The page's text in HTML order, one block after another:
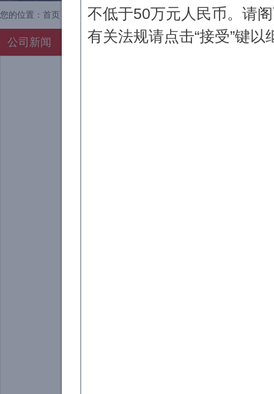
您的位置： 首页 公司新闻>
公司新闻
公司新闻
不低于50万元人民币。请
有关法规请点击“接受”键